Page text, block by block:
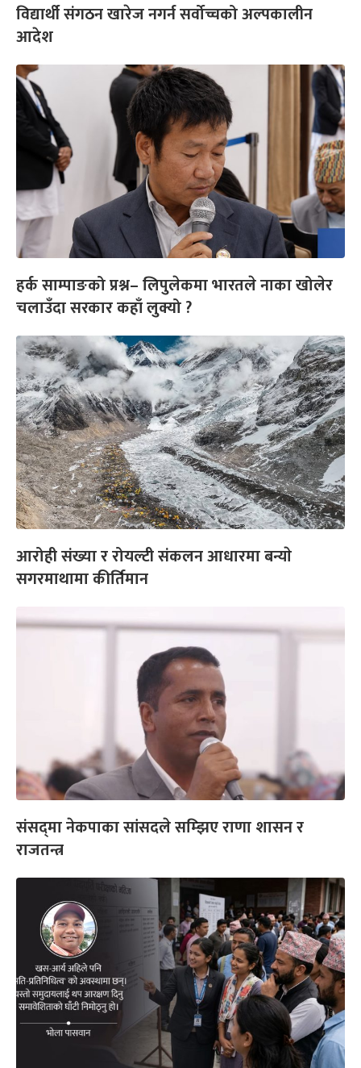
विद्यार्थी संगठन खारेज नगर्न सर्वोच्चको अल्पकालीन
आदेश
हर्क साम्पाङको प्रश्न– लिपुलेकमा भारतले नाका खोलेर
चलाउँदा सरकार कहाँ लुक्यो ?
आरोही संख्या र रोयल्टी संकलन आधारमा बन्याे
सगरमाथामा कीर्तिमान
संसद्‌मा नेकपाका सांसदले सम्झिए राणा शासन र
राजतन्त्र